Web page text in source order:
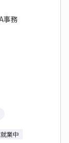
事務
業中